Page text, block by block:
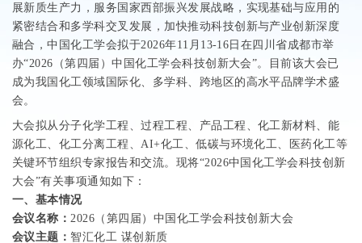
展新质生产力，服务国家西部振兴发展战略，实现基础与应用的
紧密结合和多学科交叉发展，加快推动科技创新与产业创新深度
融合，中国化工学会拟于2026年11月13-16日在四川省成都市举
办“2026（第四届）中国化工学会科技创新大会”。目前该大会已
成为我国化工领域国际化、多学科、跨地区的高水平品牌学术盛
会。
大会拟从分子化学工程、过程工程、产品工程、化工新材料、能
源化工、化工分离工程、AI+化工、低碳与环境化工、医药化工等
关键环节组织专家报告和交流。现将“2026中国化工学会科技创新
大会”有关事项通知如下：
一、 基本情况
会议名称：2026 （第四届）中国化工学会科技创新大会
会议主题： 智汇化工 谋创新质